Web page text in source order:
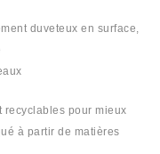
duveteux en surface,
recyclables pour mieux
à partir de matières